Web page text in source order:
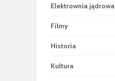
Elektrownia jądrowa
Filmy
Historia
Kultura